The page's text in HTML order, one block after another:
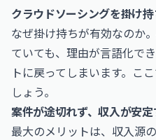
クラウドソーシングを掛け
なぜ掛け持ちが有効なのか
ていても、理由が言語化で
トに戻ってしまいます。こ
しょう。
案件が途切れず、収入が安定
最大のメリットは、収入源